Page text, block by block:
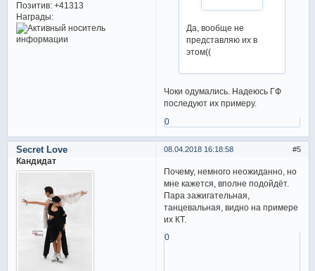
Позитив: +41313
Награды:
Да, вообще не
представляю их в
этом((
Чоки одумались. Надеюсь ГФ
последуют их примеру.
0
5
08.04.2018 16:18:58
Secret Love
Кандидат
Почему, немного неожиданно, но
мне кажется, вполне подойдёт.
Пара зажигательная,
танцевальная, видно на примере
их КТ.
0